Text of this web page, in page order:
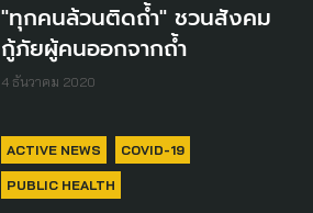
"ทุกคนล้วนติดถ้ำ" ชวนสังคม
กู้ภัยผู้คนออกจากถ้ำ
4 ธันวาคม 2020
ACTIVE NEWS COVID-19
PUBLIC HEALTH